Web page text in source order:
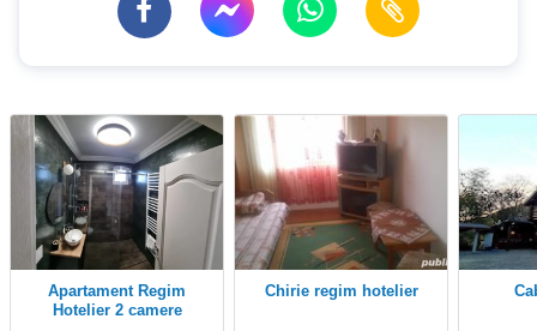
Apartament Regim
Hotelier 2 camere
chirie regim hotelier